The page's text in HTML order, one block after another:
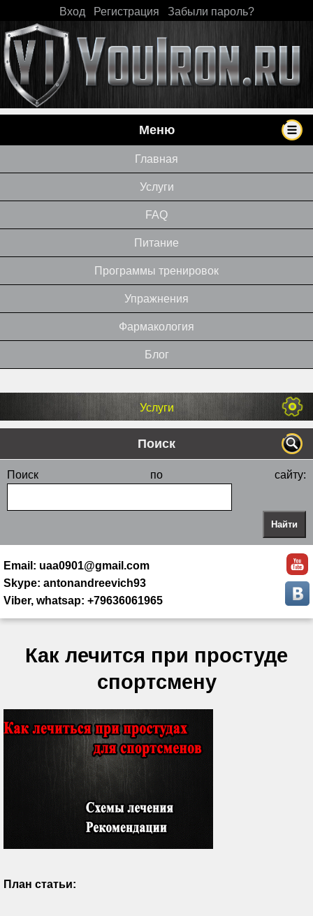
Вход Регистрация Забыли пароль?
Меню
Главная
Услуги
FAQ
Питание
Программы тренировок
Упражнения
Фармакология
Блог
Услуги
Поиск
Поиск по сайту:
Email: uaa0901@gmail.com
Skype: antonandreevich93
Viber, whatsap: +79636061965
Как лечится при простуде
спортсмену
План статьи: